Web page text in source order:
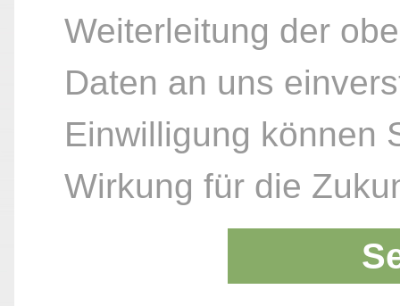
Weiterleitung der
Daten an uns
Einwilligung können
Wirkung für die